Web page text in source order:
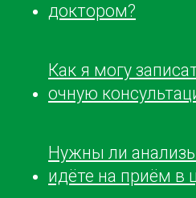
доктором?
Как я могу
очную
Нужны ли
идёте на приём в